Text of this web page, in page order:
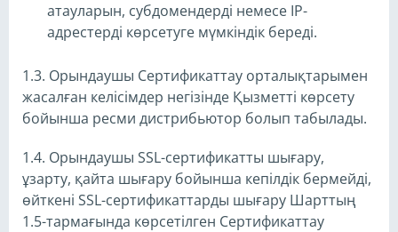
атауларын, субдомендерді немесе IP-
адрестерді көрсетуге мүмкіндік береді.
1.3. Орындаушы Сертификаттау орталықтарымен
жасалған келісімдер негізінде Қызметті көрсету
бойынша ресми дистрибьютор болып табылады.
1.4. Орындаушы SSL-сертификатты шығару,
ұзарту, қайта шығару бойынша кепілдік бермейді,
өйткені SSL-сертификаттарды шығару Шарттың
1.5-тармағында көрсетілген Сертификаттау